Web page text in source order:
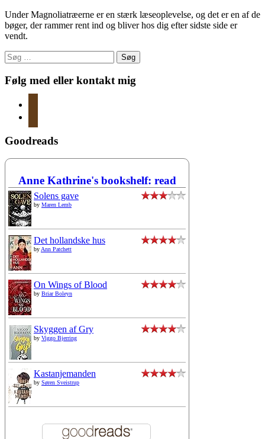
Under Magnoliatræerne er en stærk læseoplevelse, og det er en af de
bøger, der rammer rent ind og bliver hos dig efter sidste side er
vendt.
Søg
efter:
Følg med eller kontakt mig
Goodreads
Anne Kathrine's bookshelf: read
Solens gave
by Maren Lemb
Det hollandske hus
byAnn Patchett
On Wings of Blood
by Briar Boleyn
Skyggen af Gry
by Viggo Bjerring
Kastanjemanden
by Søren Sveistrup